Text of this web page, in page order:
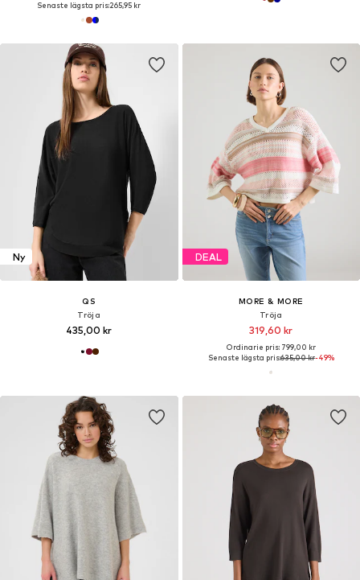
Senaste lägsta pris:265,95 kr
Ny
QS
Tröja
435,00 kr
DEAL
MORE & MORE
Tröja
319,60 kr
Ordinarie pris: 799,00 kr
Senaste lägsta pris:635,00 kr-49%